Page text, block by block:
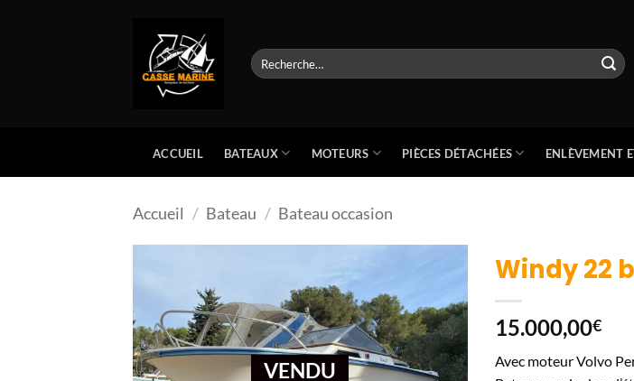
Recherche
pour :
ACCUEIL BATEAUX MOTEURS PIÈCES DÉTACHÉES ENLÈVEMENT
Accueil / Bateau / Bateau occasion
VENDU
Windy 22
15.000,00€
Avec moteur Volvo